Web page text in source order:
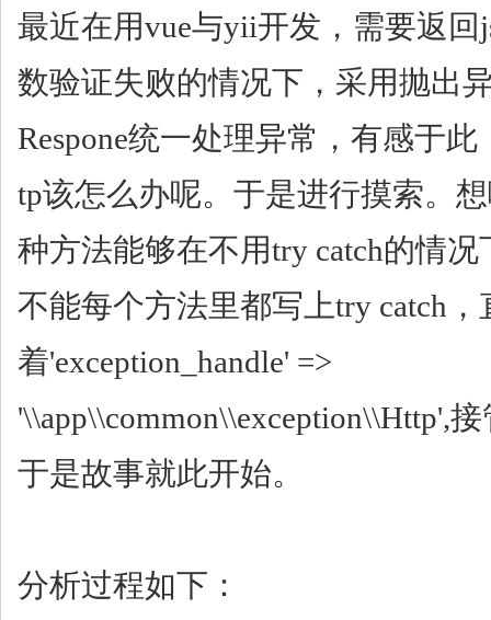
最近在用vue与yii开发，需要返回
数验证失败的情况下，采用抛出
Respone统一处理异常，有感于
tp该怎么办呢。于是进行摸索。
种方法能够在不用try catch的情
不能每个方法里都写上try catch
着'exception_handle' =>
'\\app\\common\\exception\\Http',
于是故事就此开始。
分析过程如下：